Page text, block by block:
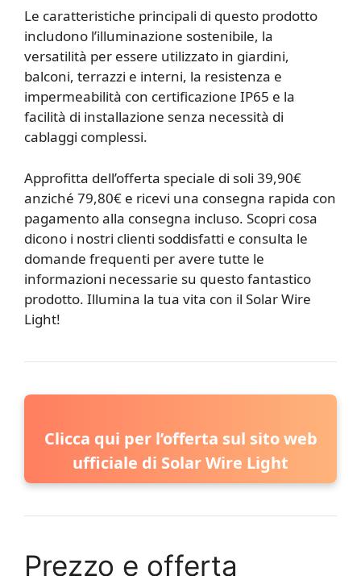
Le caratteristiche principali di questo prodotto
includono l’illuminazione sostenibile, la
versatilità per essere utilizzato in giardini,
balconi, terrazzi e interni, la resistenza e
impermeabilità con certificazione IP65 e la
facilità di installazione senza necessità di
cablaggi complessi.
Approfitta dell’offerta speciale di soli 39,90€
anziché 79,80€ e ricevi una consegna rapida con
pagamento alla consegna incluso. Scopri cosa
dicono i nostri clienti soddisfatti e consulta le
domande frequenti per avere tutte le
informazioni necessarie su questo fantastico
prodotto. Illumina la tua vita con il Solar Wire
Light!
Clicca qui per l’offerta sul sito web
ufficiale di Solar Wire Light
Prezzo e offerta